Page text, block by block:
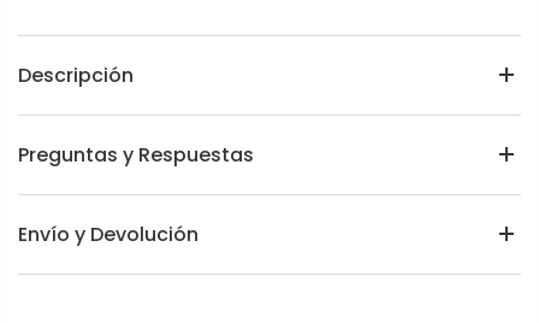
Descripción
Preguntas y Respuestas
Envío y Devolución